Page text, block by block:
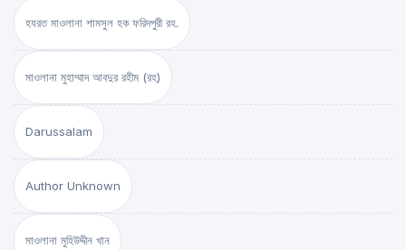
হযরত মাওলানা শামসুল হক ফরিদপুরী রহ.
মাওলানা মুহাম্মাদ আবদুর রহীম (রহ)
Darussalam
Author Unknown
মাওলানা মুহিউদ্দীন খান